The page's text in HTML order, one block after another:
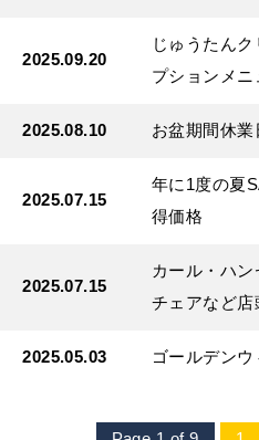
2025.09.20
じゅうたん
プションメニ
2025.08.10 お盆期間休
2025.07.15
年に1度の夏
得価格
2025.07.15
カール・ハ
チェアなど店
2025.05.03 ゴールデンウ